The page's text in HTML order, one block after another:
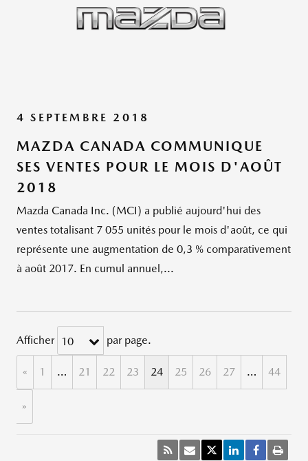
4 SEPTEMBRE 2018
MAZDA CANADA COMMUNIQUE
SES VENTES POUR LE MOIS D'AOÛT
2018
Mazda Canada Inc. (MCI) a publié aujourd'hui des
ventes totalisant 7 055 unités pour le mois d'août, ce qui
représente une augmentation de 0,3 % comparativement
à août 2017. En cumul annuel,...
Afficher 10 par page.
« 1 … 21 22 23 24 25 26 27 … 44
»